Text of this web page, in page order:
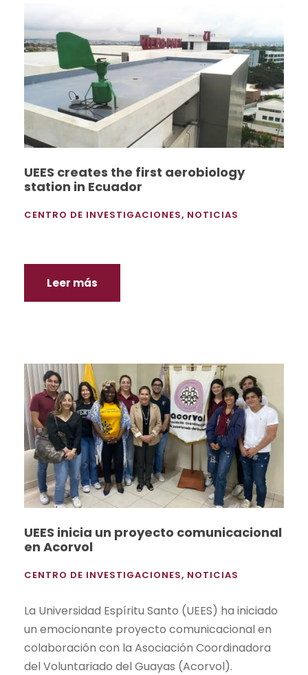
UEES creates the first aerobiology
station in Ecuador
CENTRO DE INVESTIGACIONES, NOTICIAS
Leer más
UEES inicia un proyecto comunicacional
en Acorvol
CENTRO DE INVESTIGACIONES, NOTICIAS
La Universidad Espíritu Santo (UEES) ha iniciado
un emocionante proyecto comunicacional en
colaboración con la Asociación Coordinadora
del Voluntariado del Guayas (Acorvol).